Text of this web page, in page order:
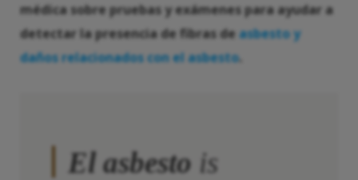
médica sobre pruebas y exámenes para ayudar a
detectar la presencia de fibras de asbesto y
daños relacionados con el asbesto.
El asbesto is